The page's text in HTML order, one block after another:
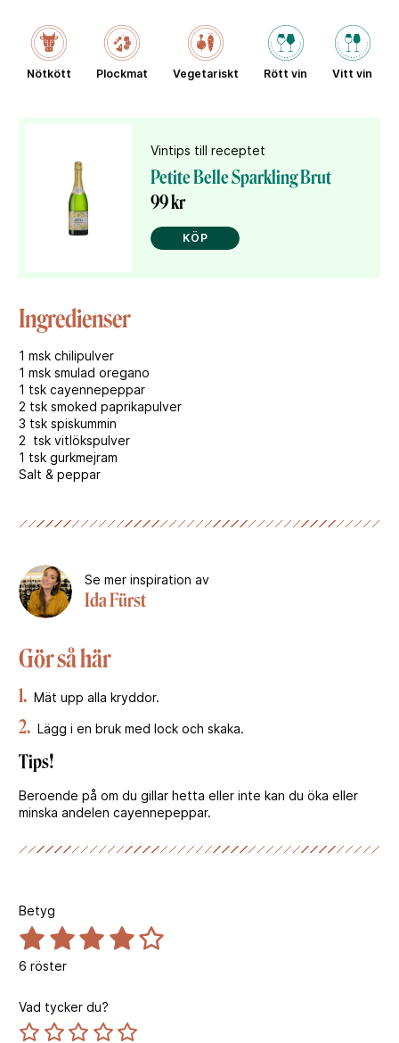
Nötkött Plockmat Vegetariskt Rött vin Vitt vin
Vintips till receptet
Petite Belle Sparkling Brut
99 kr
KÖP
Ingredienser
1 msk chilipulver
1 msk smulad oregano
1 tsk cayennepeppar
2 tsk smoked paprikapulver
3 tsk spiskummin
2 tsk vitlökspulver
1 tsk gurkmejram
Salt & peppar
Se mer inspiration av
Ida Fürst
Gör så här
1. Mät upp alla kryddor.
2. Lägg i en bruk med lock och skaka.
Tips!
Beroende på om du gillar hetta eller inte kan du öka eller
minska andelen cayennepeppar.
Betyg
6 röster
Vad tycker du?